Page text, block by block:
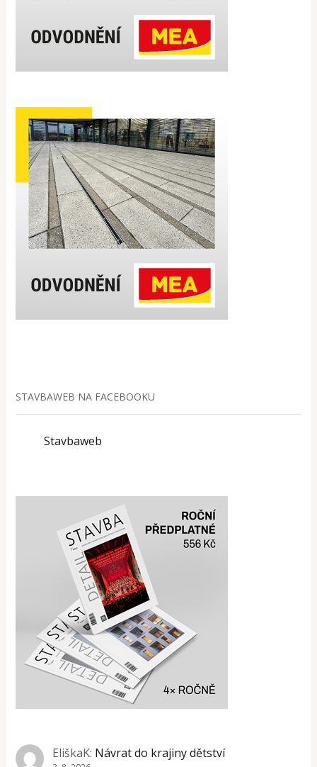
STAVBAWEB NA FACEBOOKU
Stavbaweb
EliškaK: Návrat do krajiny dětství